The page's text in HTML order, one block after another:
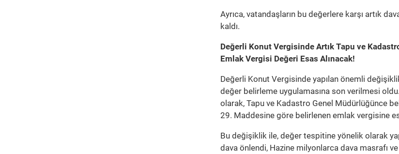
Ayrıca, vatandaşların bu değerlere karşı artık
kaldı.
Değerli Konut Vergisinde Artık Tapu ve
Emlak Vergisi Değeri Esas Alınacak!
Değerli Konut Vergisinde yapılan önemli
değer belirleme uygulamasına son verilmesi
olarak, Tapu ve Kadastro Genel Müdürlüğünce
29. Maddesine göre belirlenen emlak vergisine
Bu değişiklik ile, değer tespitine yönelik olarak
dava önlendi, Hazine milyonlarca dava masrafı